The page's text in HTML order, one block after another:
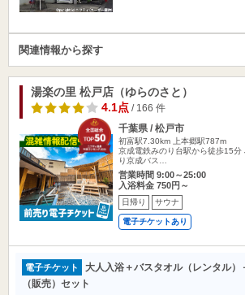
関連情報から探す
湯楽の里 松戸店（ゆらのさと）
4.1点/ 166 件
千葉県 / 松戸市
初富駅7.30km
上本郷駅787m
京成電鉄みのり台駅から徒歩15分
り京成バス…
営業時間 9:00～25:00
入浴料金 750円～
日帰り サウナ
電子チケットあり
電子チケット
大人入浴＋バスタオル（レンタル）
（販売）セット